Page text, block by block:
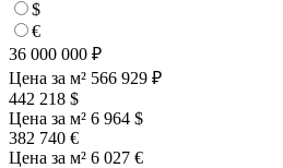
$
€
36 000 000 ₽
Цена за м² 566 929 ₽
442 218 $
Цена за м² 6 964 $
382 740 €
Цена за м² 6 027 €